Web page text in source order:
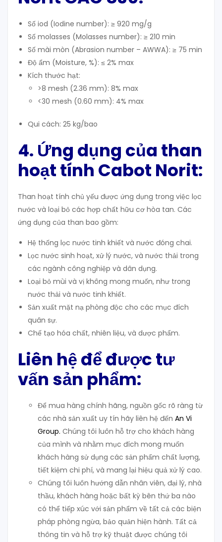
Số iod (Iodine number): ≥ 920 mg/g
Số molasses (Molasses number): ≥ 210 min
Số mài mòn (Abrasion number – AWWA): ≥ 75 min
Độ ẩm (Moisture, %): ≤ 2% max
Kích thước hạt:
>8 mesh (2.36 mm): 8% max
<30 mesh (0.60 mm): 4% max
Qui cách: 25 kg/bao
4. Ứng dụng của than
hoạt tính Cabot Norit:
Than hoạt tính chủ yếu được ứng dụng trong việc lọc
nước và loại bỏ các hợp chất hữu cơ hòa tan. Các
ứng dụng của than bao gồm:
Hệ thống lọc nước tinh khiết và nước đóng chai.
Lọc nước sinh hoạt, xử lý nước, và nước thải trong
các ngành công nghiệp và dân dụng.
Loại bỏ mùi và vị không mong muốn, như trong
nước thải và nước tinh khiết.
Sản xuất mặt nạ phòng độc cho các mục đích
quân sự.
Chế tạo hóa chất, nhiên liệu, và dược phẩm.
Liên hệ để được tư
vấn sản phẩm:
Để mua hàng chính hãng, nguồn gốc rõ ràng từ
các nhà sản xuất uy tín hãy liên hệ đến An Vi
Group. Chúng tôi luôn hỗ trợ cho khách hàng
của mình và nhằm mục đích mong muốn
khách hàng sử dụng các sản phẩm chất lượng,
tiết kiệm chi phí, và mang lại hiệu quả xử lý cao.
Chúng tôi luôn hướng dẫn nhân viên, đại lý, nhà
thầu, khách hàng hoặc bất kỳ bên thứ ba nào
có thể tiếp xúc với sản phẩm về tất cả các biện
pháp phòng ngừa, bảo quản hiện hành. Tất cả
thông tin và hỗ trợ kỹ thuật được chúng tôi